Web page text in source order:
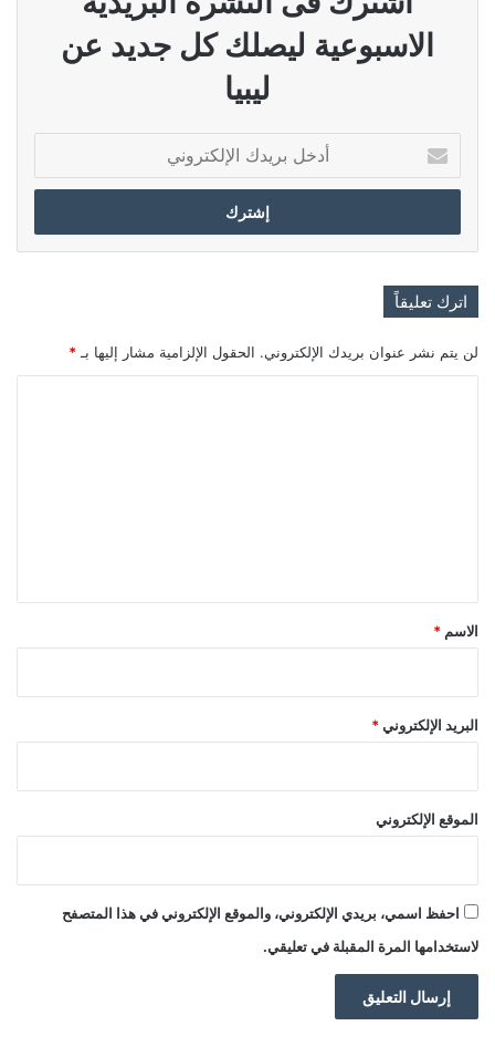
الاسبوعية ليصلك كل جديد عن
ليبيا
بريدك
الإلكتروني
اترك تعليقاً
لن يتم نشر عنوان بريدك الإلكتروني. الحقول الإلزامية مشار إليها بـ *
*
الاسم *
البريد الإلكتروني *
الموقع الإلكتروني
احفظ اسمي، بريدي الإلكتروني، والموقع الإلكتروني في هذا المتصفح
لاستخدامها المرة المقبلة في تعليقي.